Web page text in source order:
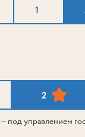
1
2
— под управлением